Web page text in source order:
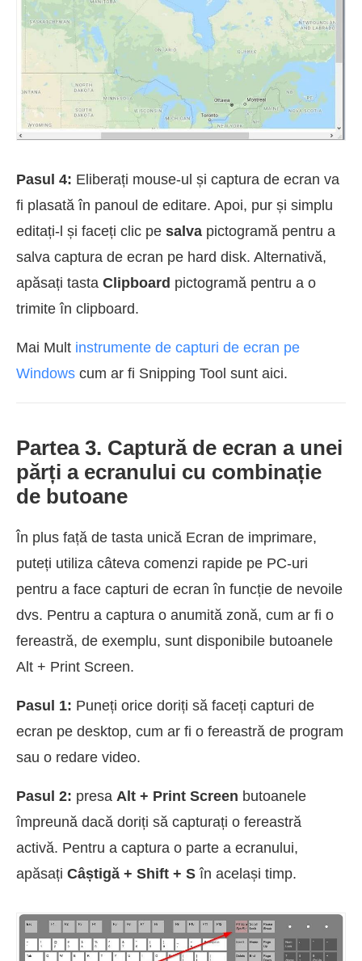
Pasul 4: Eliberați mouse-ul și captura de ecran va
fi plasată în panoul de editare. Apoi, pur și simplu
editați-l și faceți clic pe salva pictogramă pentru a
salva captura de ecran pe hard disk. Alternativă,
apăsați tasta Clipboard pictogramă pentru a o
trimite în clipboard.
Mai Mult instrumente de capturi de ecran pe
Windows cum ar fi Snipping Tool sunt aici.
Partea 3. Captură de ecran a unei
părți a ecranului cu combinație
de butoane
În plus față de tasta unică Ecran de imprimare,
puteți utiliza câteva comenzi rapide pe PC-uri
pentru a face capturi de ecran în funcție de nevoile
dvs. Pentru a captura o anumită zonă, cum ar fi o
fereastră, de exemplu, sunt disponibile butoanele
Alt + Print Screen.
Pasul 1: Puneți orice doriți să faceți capturi de
ecran pe desktop, cum ar fi o fereastră de program
sau o redare video.
Pasul 2: presa Alt + Print Screen butoanele
împreună dacă doriți să capturați o fereastră
activă. Pentru a captura o parte a ecranului,
apăsați Câștigă + Shift + S în același timp.